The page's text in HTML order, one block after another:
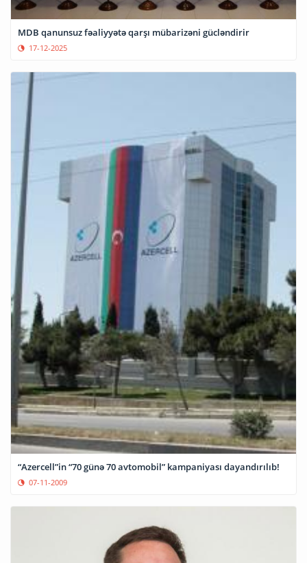
MDB qanunsuz fəaliyyətə qarşı mübarizəni gücləndirir
17-12-2025
“Azercell”in “70 günə 70 avtomobil” kampaniyası dayandırılıb!
07-11-2009